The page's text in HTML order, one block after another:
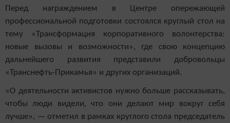
Перед награждением в Центре опережающей
профессиональной подготовки состоялся круглый стол на
тему «Трансформация корпоративного волонтерства:
новые вызовы и возможности», где свою концепцию
дальнейшего развития представили добровольцы
«Транснефть-Прикамья» и других организаций.
«О деятельности активистов нужно больше рассказывать,
чтобы люди видели, что они делают мир вокруг себя
лучше», — отметил в рамках круглого стола председатель